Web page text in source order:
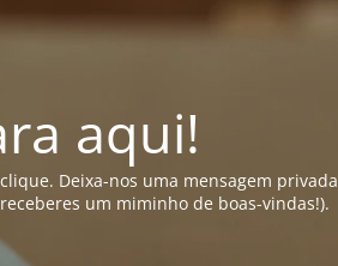
aqui!
Deixa-nos uma mensagem privada
um miminho de boas-vindas!).